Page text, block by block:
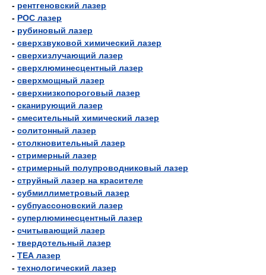
- рентгеновский лазер
- РОС лазер
- рубиновый лазер
- сверхзвуковой химический лазер
- сверхизлучающий лазер
- сверхлюминесцентный лазер
- сверхмощный лазер
- сверхнизкопороговый лазер
- сканирующий лазер
- смесительный химический лазер
- солитонный лазер
- столкновительный лазер
- стримерный лазер
- стримерный полупроводниковый лазер
- струйный лазер на красителе
- субмиллиметровый лазер
- субпуассоновский лазер
- суперлюминесцентный лазер
- считывающий лазер
- твердотельный лазер
- ТЕА лазер
- технологический лазер